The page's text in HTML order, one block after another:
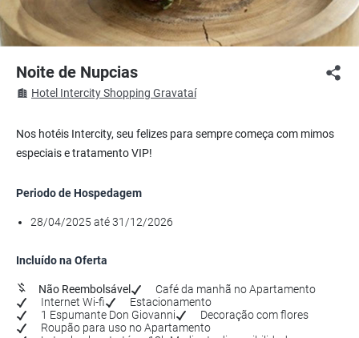
Noite de Nupcias
Hotel Intercity Shopping Gravataí
Nos hotéis Intercity, seu felizes para sempre começa com mimos
especiais e tratamento VIP!
Periodo de Hospedagem
28/04/2025 até 31/12/2026
Incluído na Oferta
Não Reembolsável
Café da manhã no Apartamento
Internet Wi-fi
Estacionamento
1 Espumante Don Giovanni
Decoração com flores
Roupão para uso no Apartamento